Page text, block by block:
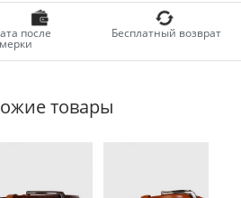
после Бесплатный возврат
товары